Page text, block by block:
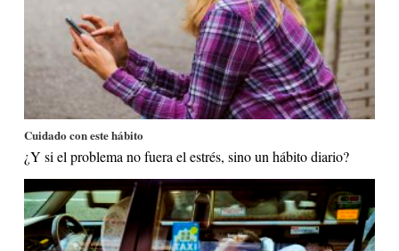
Cuidado con este hábito
¿Y si el problema no fuera el estrés, sino un hábito diario?